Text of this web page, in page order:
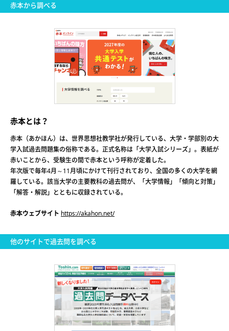
赤本から調べる
赤本とは？
赤本（あかほん）は、世界思想社教学社が発行している、大学・学部別の大
学入試過去問題集の俗称である。正式名称は「大学入試シリーズ」。表紙が
赤いことから、受験生の間で赤本という呼称が定着した。
年次版で毎年4月～11月頃にかけて刊行されており、全国の多くの大学を網
羅している。該当大学の主要教科の過去問が、「大学情報」「傾向と対策」
「解答・解説」とともに収録されている。
赤本ウェブサイト https://akahon.net/
他のサイトで過去問を調べる